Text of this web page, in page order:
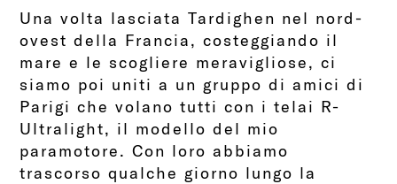
Una volta lasciata Tardighen nel nord-
ovest della Francia, costeggiando il
mare e le scogliere meravigliose, ci
siamo poi uniti a un gruppo di amici di
Parigi che volano tutti con i telai R-
Ultralight, il modello del mio
paramotore. Con loro abbiamo
trascorso qualche giorno lungo la